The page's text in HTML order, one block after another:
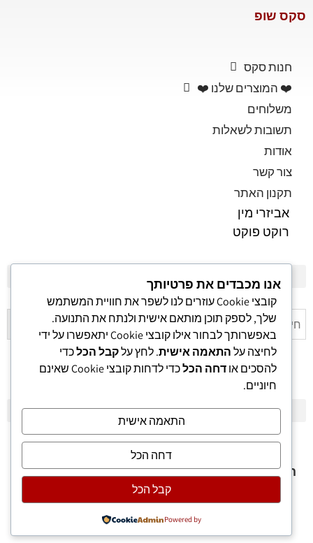
סקס שופ
חנות סקס
❤️ המוצרים שלנו ❤️
משלוחים
תשובות לשאלות
אודות
צור קשר
תקנון האתר
אביזרי מין
רוקט פוקט
© התכנים באתר ו/או התמונות באתר הינם רכושה
הבלעדי של חנות סקס א.ג. מסחר – אין להעתיק ו/או
להוריד תמונות וטקסטים מהאתר בכל דרך שהיא –
אנו מכבדים את פרטיותך
קובצי Cookie עוזרים לנו לשפר את חוויית המשתמש
שלך, לספק תוכן מותאם אישית ולנתח את התנועה.
באפשרותך לבחור אילו קובצי Cookie יתאפשרו על ידי
לחיצה עלהתאמה אישית. לחץ עלקבל הכלכדי
להסכים אודחה הכל
כדי לדחות קובצי Cookie שאינם
חיוניים.
התאמה אישית
דחה הכל
קבל הכל
Powered by